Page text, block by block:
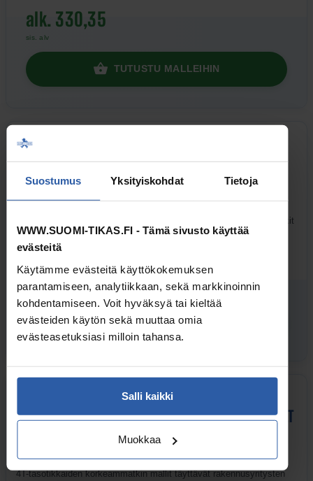
Suostumus Yksityiskohdat Tietoja
WWW.SUOMI-TIKAS.FI - Tämä sivusto käyttää
evästeitä
Käytämme evästeitä käyttökokemuksen
parantamiseen, analytiikkaan, sekä markkinoinnin
kohdentamiseen. Voit hyväksyä tai kieltää
evästeiden käytön sekä muuttaa omia
evästeasetuksiasi milloin tahansa.
Salli kaikki
Muokkaa
alk. 330,35
sis. alv
TUTUSTU MALLEIHIN
Erittäin leveällä 76 cm työskentelytasolla varustetut Retee-tikaspukit
yhdistävät työpukkien ja tikkaiden parhaat ominaisuudet.
alk. 387,13
sis. alv
TUTUSTU MALLEIHIN
TIKASOHJEEN MUKAISET TASOTIKKAAT
4T-tasotikkaiden korkeammatkin mallit täyttävät rakennusyritysten